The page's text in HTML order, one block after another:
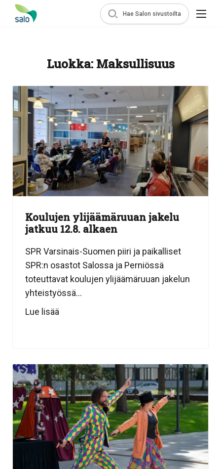
Hae Salon sivustoilta
Luokka: Maksullisuus
Koulujen ylijäämäruuan jakelu
jatkuu 12.8. alkaen
SPR Varsinais-Suomen piiri ja paikalliset
SPR:n osastot Salossa ja Perniössä
toteuttavat koulujen ylijäämäruuan jakelun
yhteistyössä...
Lue lisää